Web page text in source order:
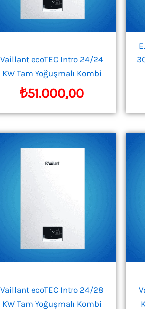
Vaillant ecoTEC Intro 24/24
KW Tam Yoğuşmalı Kombi
₺51.000,00
Vaillant ecoTEC Intro 24/28
KW Tam Yoğuşmalı Kombi